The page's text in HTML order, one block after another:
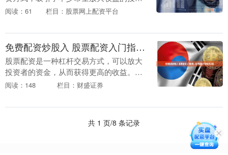
者。然而，杠杆如同一把双刃剑，既能倍
投资者系统介绍配....
阅读：61 栏目：股票网上配资平台
免费配资炒股入 股票配资入门指南：如何轻松开启配资之旅
股票配资是一种杠杆交易方式，可以放大
投资者的资金，从而获得更高的收益。对
于初学者来说，了解股票配资的基本知识
领先的期货....
阅读：148 栏目：财盛证券
共 1 页/8 条记录